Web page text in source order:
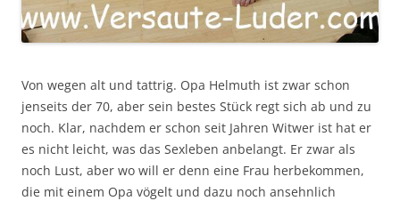
Von wegen alt und tattrig. Opa Helmuth ist zwar schon
jenseits der 70, aber sein bestes Stück regt sich ab und zu
noch. Klar, nachdem er schon seit Jahren Witwer ist hat er
es nicht leicht, was das Sexleben anbelangt. Er zwar als
noch Lust, aber wo will er denn eine Frau herbekommen,
die mit einem Opa vögelt und dazu noch ansehnlich